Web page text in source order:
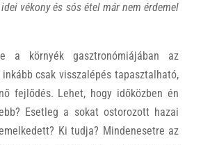
vékony és sós étel már nem érdemel
a környék gasztronómiájában az
csak visszalépés tapasztalható,
fejlődés. Lehet, hogy időközben én
Esetleg a sokat ostorozott hazai
Ki tudja? Mindenesetre az